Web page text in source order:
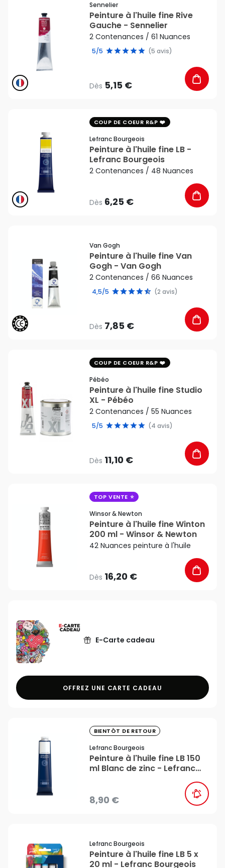
Sennelier
Peinture à l'huile fine Rive
Gauche - Sennelier
2 Contenances / 61 Nuances
5/5 (5 avis)
Dès 5,15 €
COUP DE COEUR R&P
Lefranc Bourgeois
Peinture à l'huile fine LB -
Lefranc Bourgeois
2 Contenances / 48 Nuances
Dès 6,25 €
Van Gogh
Peinture à l'huile fine Van
Gogh - Van Gogh
2 Contenances / 66 Nuances
4,5/5 (2 avis)
Dès 7,85 €
COUP DE COEUR R&P
Pébéo
Peinture à l'huile fine Studio
XL - Pébéo
2 Contenances / 55 Nuances
5/5 (4 avis)
Dès 11,10 €
TOP VENTE
Winsor & Newton
Peinture à l'huile fine Winton
200 ml - Winsor & Newton
42 Nuances peinture à l'huile
Dès 16,20 €
E-Carte cadeau
OFFREZ UNE CARTE CADEAU
BIENTÔT DE RETOUR
Lefranc Bourgeois
Peinture à l'huile fine LB 150
ml Blanc de zinc - Lefranc
8,90 €
Lefranc Bourgeois
Peinture à l'huile fine LB 5 x
20 ml - Lefranc Bourgeois